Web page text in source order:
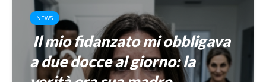
NEWS
Il mio fidanzato mi obbligava
a due docce al giorno: la